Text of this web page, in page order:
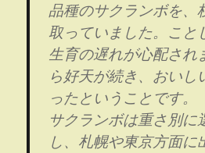
品種のサクランボを、
取っていました。こと
生育の遅れが心配され
ら好天が続き、おいし
ったということです。
サクランボは重さ別に
し、札幌や東京方面に